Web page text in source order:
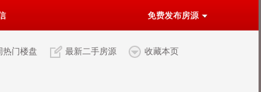
免费发布房源
热门楼盘 最新二手房源 收藏本页